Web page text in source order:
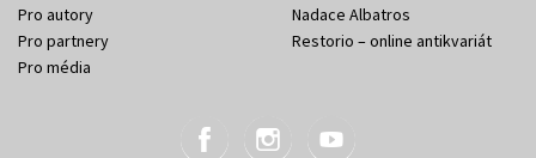
Pro autory
Pro partnery
Pro média
Nadace Albatros
Restorio – online antikvariát